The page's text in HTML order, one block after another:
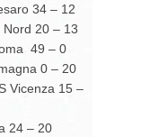
34 – 12
20 – 13
49 – 0
0 – 20
Vicenza 15 –
24 – 20